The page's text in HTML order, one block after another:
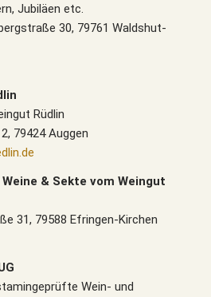
Jubiläen etc.
30, 79761 Waldshut-
Rüdlin
79424 Auggen
& Sekte vom Weingut
31, 79588 Efringen-Kirchen
Wein- und